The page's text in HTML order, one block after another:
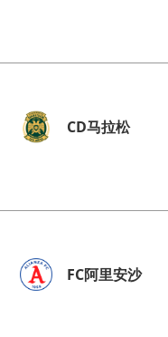
CD马拉松
FC阿里安沙